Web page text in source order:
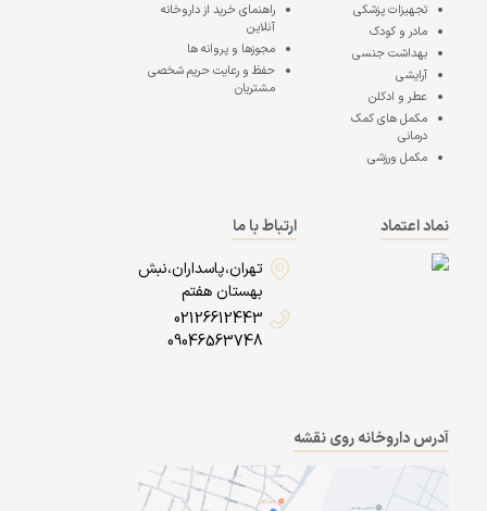
تجهیزات پزشکی
مادر و کودک
بهداشت جنسی
آرایشی
عطر و ادکلن
مکمل های کمک
درمانی
مکمل ورزشی
راهنمای خرید از داروخانه
آنلاین
مجوزها و پروانه ها
حفظ و رعایت حریم شخصی
مشتریان
نماد اعتماد
ارتباط با ما
تهران،پاسداران،نبش
بهستان هفتم
02126612443
09046563748
آدرس داروخانه روی نقشه